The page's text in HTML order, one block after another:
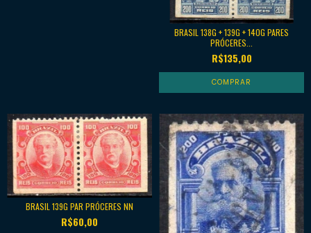
BRASIL 138G + 139G + 140G PARES
PRÓCERES...
R$135,00
BRASIL 139G PAR PRÓCERES NN
R$60,00